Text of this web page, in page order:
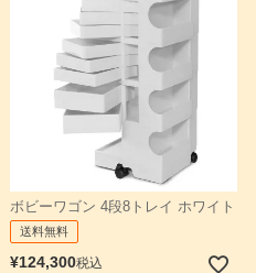
ボビーワゴン 4段8トレイ ホワイト
送料無料
¥124,300税込